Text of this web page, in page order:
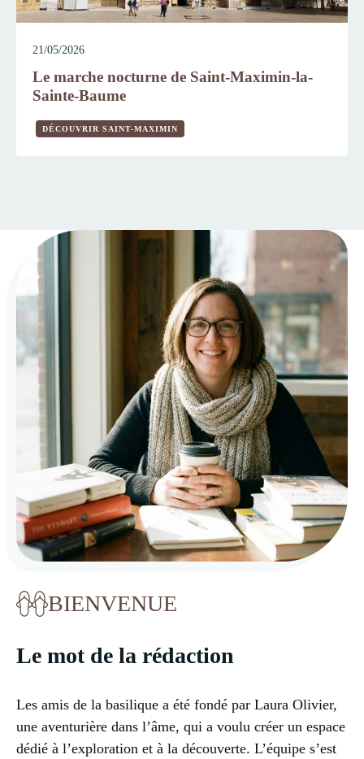
21/05/2026
Le marche nocturne de Saint-Maximin-la-
Sainte-Baume
DÉCOUVRIR SAINT-MAXIMIN
BIENVENUE
Le mot de la rédaction
Les amis de la basilique a été fondé par Laura Olivier,
une aventurière dans l’âme, qui a voulu créer un espace
dédié à l’exploration et à la découverte. L’équipe s’est